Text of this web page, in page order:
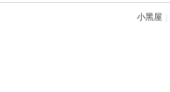
小黑屋